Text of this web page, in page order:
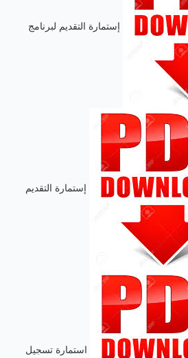
إستمارة التقديم لبرنامج
إستمارة التقديم
استمارة تسجيل